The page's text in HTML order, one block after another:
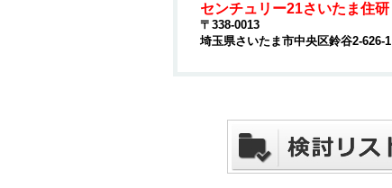
センチュリー21さいたま住研
〒338-0013
埼玉県さいたま市中央区鈴谷2-626-1